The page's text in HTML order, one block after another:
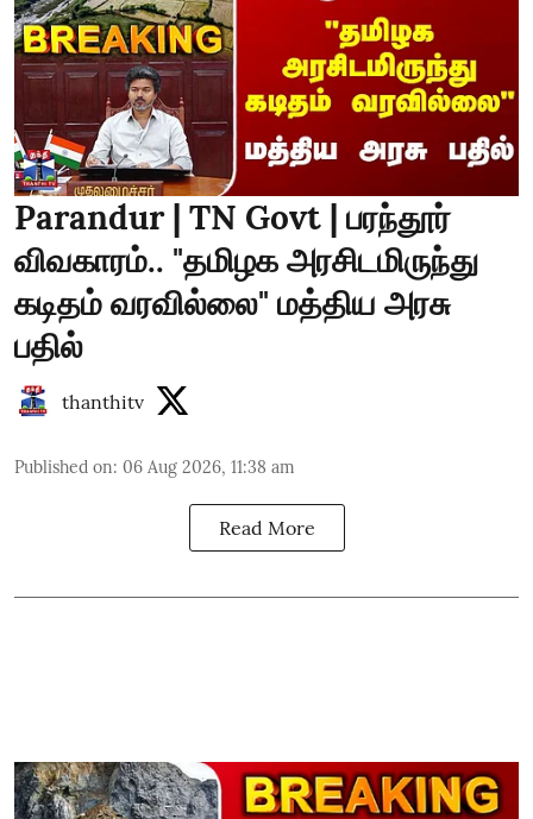
Parandur | TN Govt | பரந்தூர்
விவகாரம்.. "தமிழக அரசிடமிருந்து
கடிதம் வரவில்லை" மத்திய அரசு
பதில்
thanthitv
Published on: 06 Aug 2026, 11:38 am
Read More